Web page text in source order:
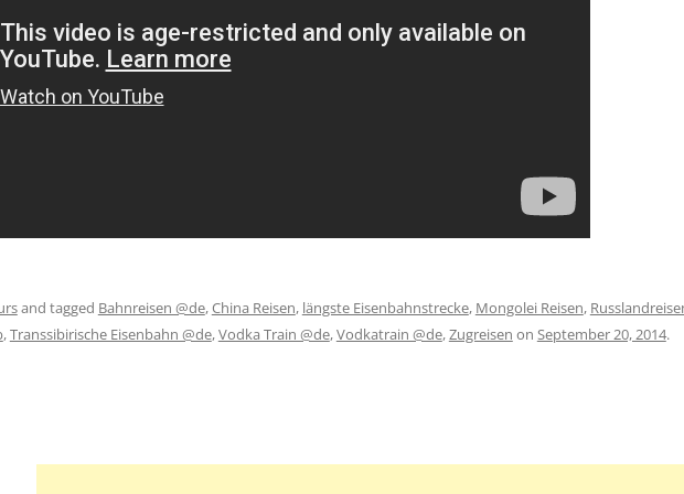
and tagged Bahnreisen @de,China Reisen, längste Eisenbahnstrecke, Mongolei Reisen,
,Transsibirische Eisenbahn @de,Vodka Train @de,Vodkatrain @de,Zugreisen on September 20, 2014.